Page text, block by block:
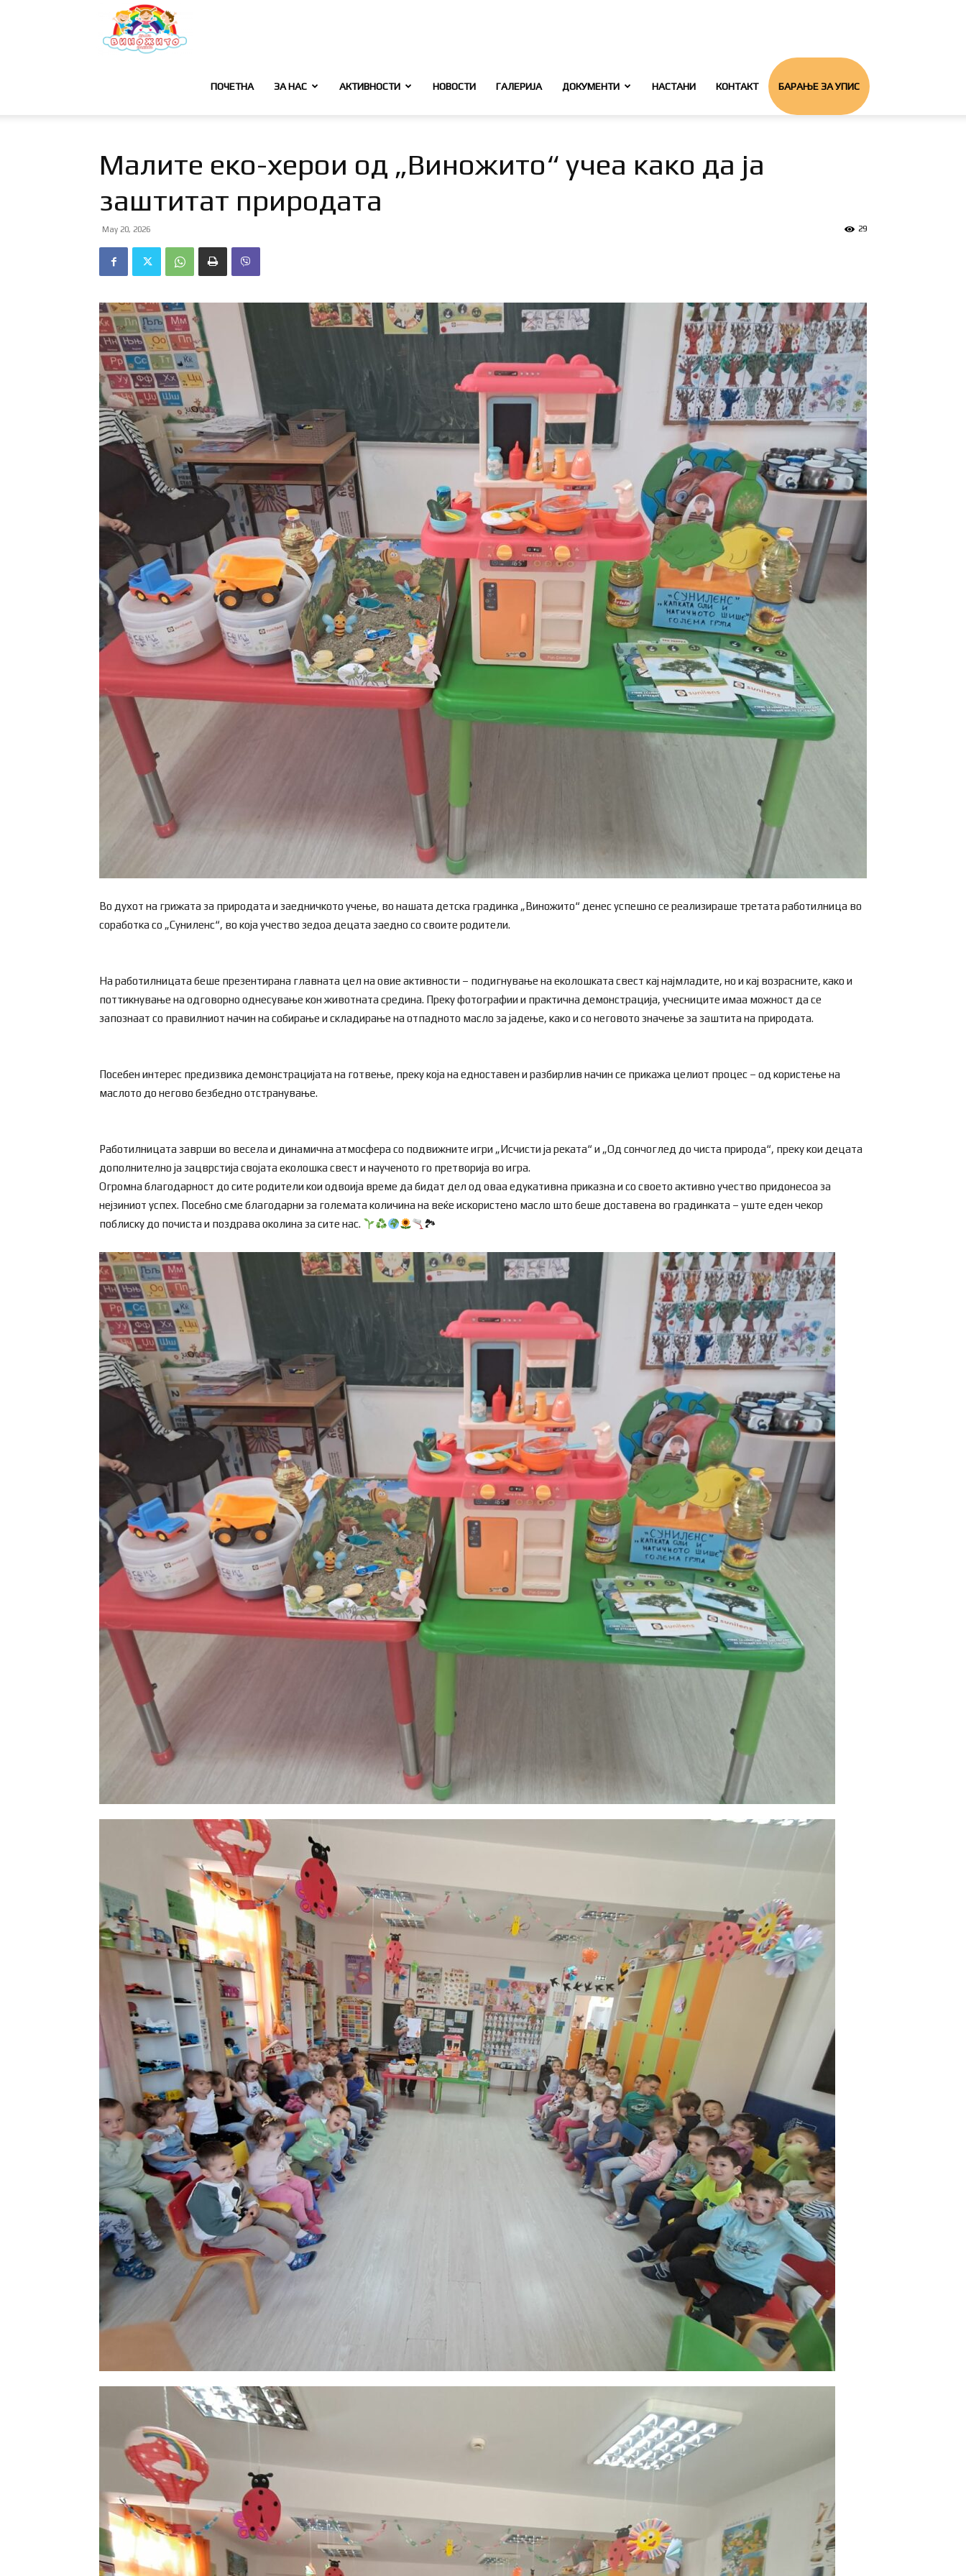
градинка
Виножито
ПОЧЕТНА ЗА НАС АКТИВНОСТИ НОВОСТИ ГАЛЕРИЈА ДОКУМЕНТИ НАСТАНИ КОНТАКТ БАРАЊЕ ЗА УПИС
Малите еко-херои од „Виножито“ учеа како да ја
заштитат природата
May 20, 2026 29
Во духот на грижата за природата и заедничкото учење, во нашата детска градинка „Виножито“ денес успешно се реализираше третата работилница во
соработка со „Суниленс“, во која учество зедоа децата заедно со своите родители.
На работилницата беше презентирана главната цел на овие активности – подигнување на еколошката свест кај најмладите, но и кај возрасните, како и
поттикнување на одговорно однесување кон животната средина. Преку фотографии и практична демонстрација, учесниците имаа можност да се
запознаат со правилниот начин на собирање и складирање на отпадното масло за јадење, како и со неговото значење за заштита на природата.
Посебен интерес предизвика демонстрацијата на готвење, преку која на едноставен и разбирлив начин се прикажа целиот процес – од користење на
маслото до негово безбедно отстранување.
Работилницата заврши во весела и динамична атмосфера со подвижните игри „Исчисти ја реката“ и „Од сончоглед до чиста природа“, преку кои децата
дополнително ја зацврстија својата еколошка свест и наученото го претворија во игра.
Огромна благодарност до сите родители кои одвоија време да бидат дел од оваа едукативна приказна и со своето активно учество придонесоа за
нејзиниот успех. Посебно сме благодарни за големата количина на веќе искористено масло што беше доставена во градинката – уште еден чекор
поблиску до почиста и поздрава околина за сите нас.
🏞